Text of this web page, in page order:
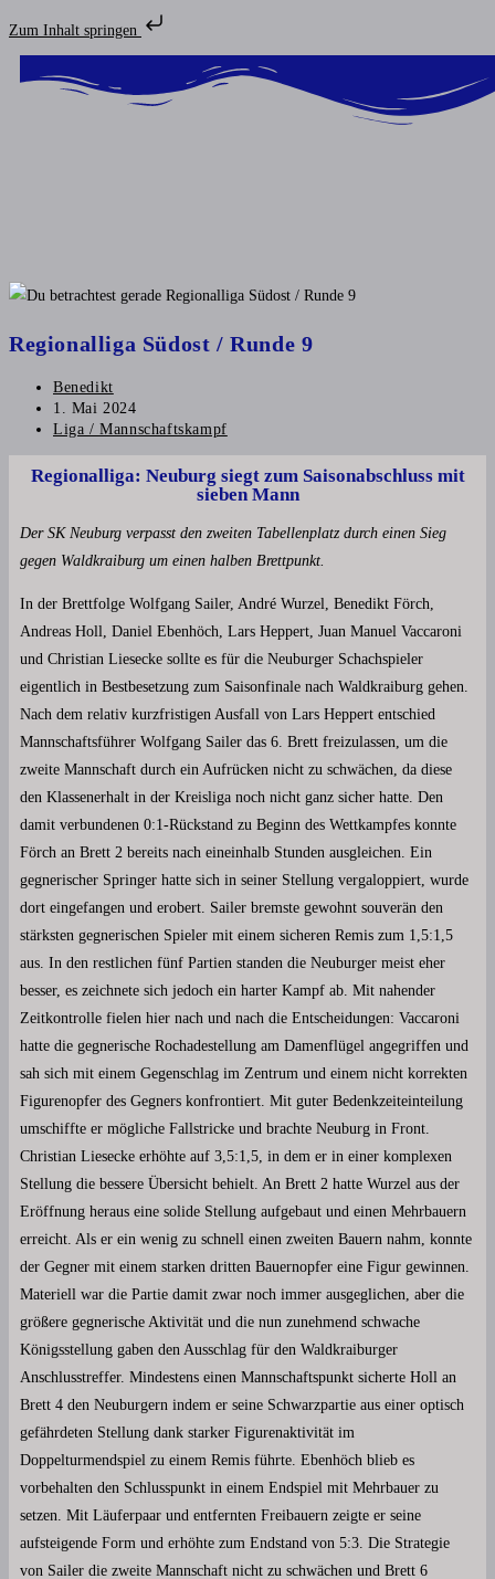
Zum Inhalt springen
Regionalliga Südost / Runde 9
Benedikt
1. Mai 2024
Liga / Mannschaftskampf
Regionalliga: Neuburg siegt zum Saisonabschluss mit
sieben Mann
Der SK Neuburg verpasst den zweiten Tabellenplatz durch einen Sieg
gegen Waldkraiburg um einen halben Brettpunkt.
In der Brettfolge Wolfgang Sailer, André Wurzel, Benedikt Förch,
Andreas Holl, Daniel Ebenhöch, Lars Heppert, Juan Manuel Vaccaroni
und Christian Liesecke sollte es für die Neuburger Schachspieler
eigentlich in Bestbesetzung zum Saisonfinale nach Waldkraiburg gehen.
Nach dem relativ kurzfristigen Ausfall von Lars Heppert entschied
Mannschaftsführer Wolfgang Sailer das 6. Brett freizulassen, um die
zweite Mannschaft durch ein Aufrücken nicht zu schwächen, da diese
den Klassenerhalt in der Kreisliga noch nicht ganz sicher hatte. Den
damit verbundenen 0:1-Rückstand zu Beginn des Wettkampfes konnte
Förch an Brett 2 bereits nach eineinhalb Stunden ausgleichen. Ein
gegnerischer Springer hatte sich in seiner Stellung vergaloppiert, wurde
dort eingefangen und erobert. Sailer bremste gewohnt souverän den
stärksten gegnerischen Spieler mit einem sicheren Remis zum 1,5:1,5
aus. In den restlichen fünf Partien standen die Neuburger meist eher
besser, es zeichnete sich jedoch ein harter Kampf ab. Mit nahender
Zeitkontrolle fielen hier nach und nach die Entscheidungen: Vaccaroni
hatte die gegnerische Rochadestellung am Damenflügel angegriffen und
sah sich mit einem Gegenschlag im Zentrum und einem nicht korrekten
Figurenopfer des Gegners konfrontiert. Mit guter Bedenkzeiteinteilung
umschiffte er mögliche Fallstricke und brachte Neuburg in Front.
Christian Liesecke erhöhte auf 3,5:1,5, in dem er in einer komplexen
Stellung die bessere Übersicht behielt. An Brett 2 hatte Wurzel aus der
Eröffnung heraus eine solide Stellung aufgebaut und einen Mehrbauern
erreicht. Als er ein wenig zu schnell einen zweiten Bauern nahm, konnte
der Gegner mit einem starken dritten Bauernopfer eine Figur gewinnen.
Materiell war die Partie damit zwar noch immer ausgeglichen, aber die
größere gegnerische Aktivität und die nun zunehmend schwache
Königsstellung gaben den Ausschlag für den Waldkraiburger
Anschlusstreffer. Mindestens einen Mannschaftspunkt sicherte Holl an
Brett 4 den Neuburgern indem er seine Schwarzpartie aus einer optisch
gefährdeten Stellung dank starker Figurenaktivität im
Doppelturmendspiel zu einem Remis führte. Ebenhöch blieb es
vorbehalten den Schlusspunkt in einem Endspiel mit Mehrbauer zu
setzen. Mit Läuferpaar und entfernten Freibauern zeigte er seine
aufsteigende Form und erhöhte zum Endstand von 5:3. Die Strategie
von Sailer die zweite Mannschaft nicht zu schwächen und Brett 6